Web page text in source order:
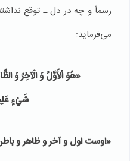
رسماً و چه در دل ـ توقع
می‌فرماید:
«هُوَ الْأَوَّلُ وَ الْآخِرُ وَ
شَيْءٍ
«اوست اول و آخر و ظاهر و